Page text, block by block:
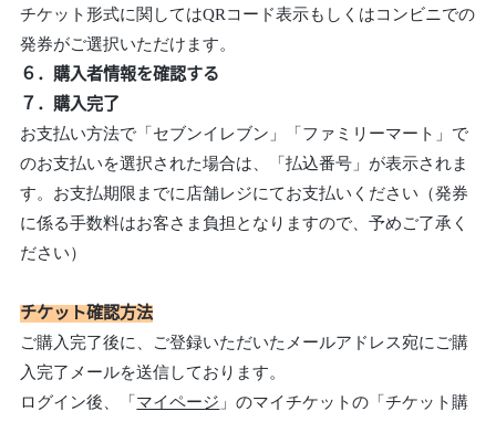
チケット形式に関してはQRコード表示もしくはコンビニでの
発券がご選択いただけます。
６．購入者情報を確認する
７．購入完了
お支払い方法で「セブンイレブン」「ファミリーマート」で
のお支払いを選択された場合は、「払込番号」が表示されま
す。お支払期限までに店舗レジにてお支払いください（発券
に係る手数料はお客さま負担となりますので、予めご了承く
ださい）
チケット確認方法
ご購入完了後に、ご登録いただいたメールアドレス宛にご購
入完了メールを送信しております。
ログイン後、「 マイページ 」のマイチケットの「チケット購